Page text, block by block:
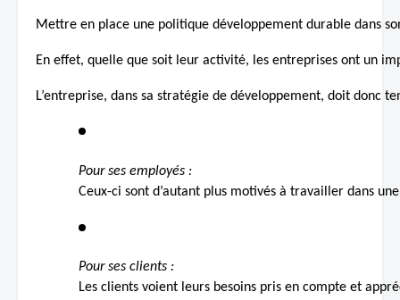
Mettre en place une politique développement durable dans
En effet, quelle que soit leur activité, les entreprises ont un
L’entreprise, dans sa stratégie de développement, doit donc
Pour ses employés :
Ceux-ci sont d’autant plus motivés à travailler dans
Pour ses clients :
Les clients voient leurs besoins pris en compte et